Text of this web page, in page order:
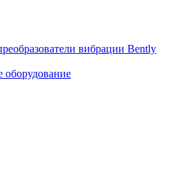
вибрации Bently
оборудование